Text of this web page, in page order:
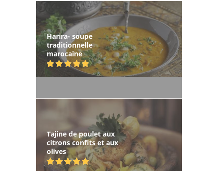
Harira- soupe
traditionnelle
marocaine
Tajine de poulet aux
citrons confits et aux
olives